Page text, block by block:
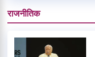
राजनीतिक